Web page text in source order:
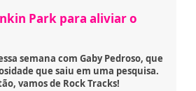
Park para aliviar o
semana com Gaby Pedroso, que
que saiu em uma pesquisa.
vamos de Rock Tracks!